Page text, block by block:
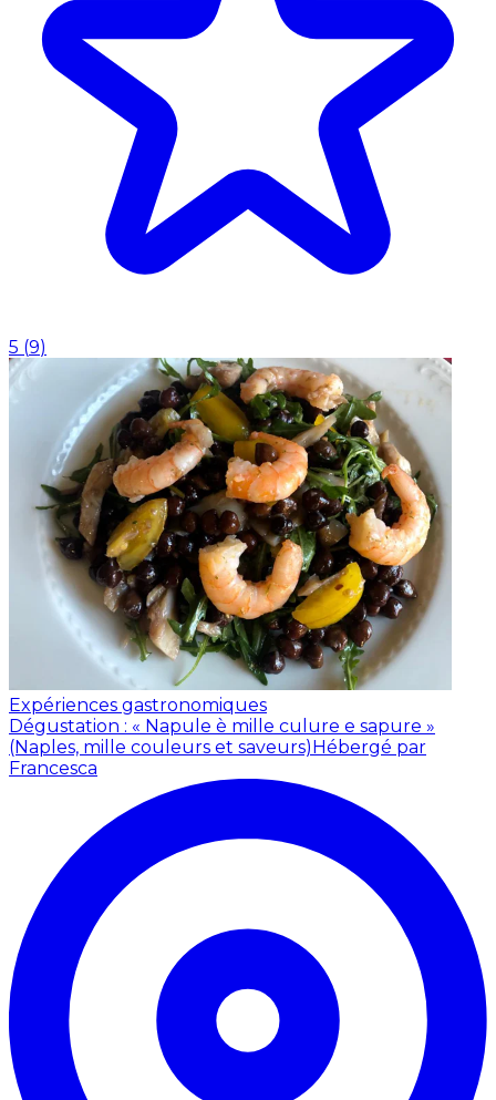
5 (9)
Expériences gastronomiques
Dégustation : « Napule è mille culure e sapure »
(Naples, mille couleurs et saveurs) Hébergé par
Francesca